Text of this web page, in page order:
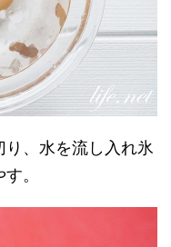
、水を流し入れ氷
。